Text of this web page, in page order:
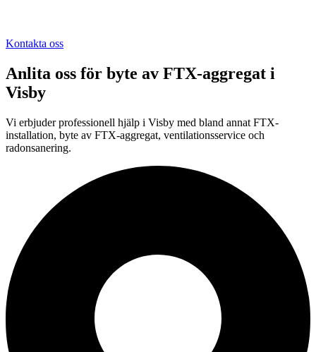
Kontakta oss
Anlita oss för byte av FTX-aggregat i
Visby
Vi erbjuder professionell hjälp i Visby med bland annat FTX-
installation, byte av FTX-aggregat, ventilationsservice och
radonsanering.